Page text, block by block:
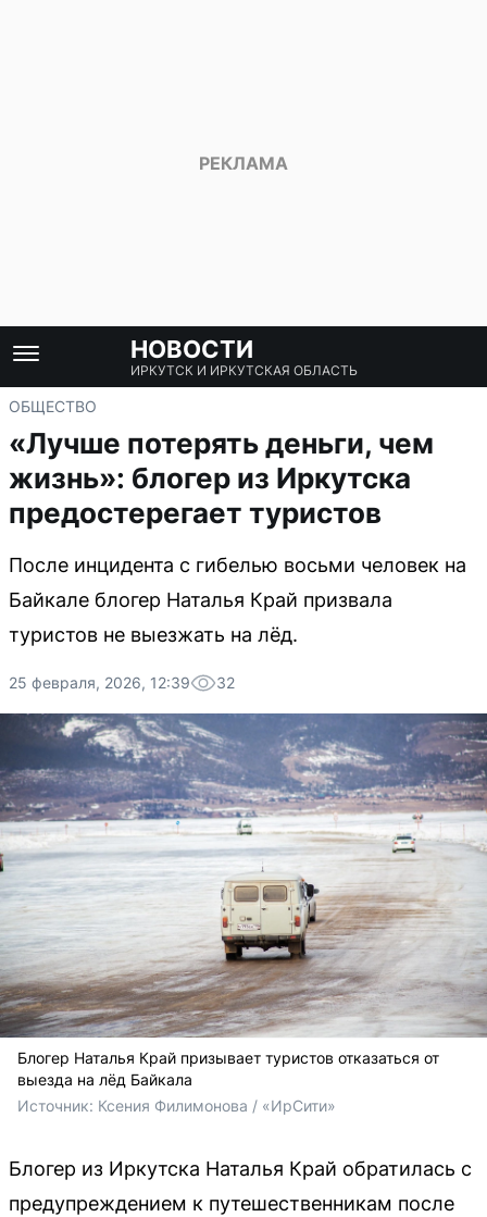
НОВОСТИ
ИРКУТСК И ИРКУТСКАЯ ОБЛАСТЬ
ОБЩЕСТВО
«Лучше потерять деньги, чем
жизнь»: блогер из Иркутска
предостерегает туристов
После инцидента с гибелью восьми человек на
Байкале блогер Наталья Край призвала
туристов не выезжать на лёд.
25 февраля, 2026, 12:39 32
Блогер Наталья Край призывает туристов отказаться от
выезда на лёд Байкала
Источник: Ксения Филимонова / «ИрСити»
Блогер из Иркутска Наталья Край обратилась с
предупреждением к путешественникам после